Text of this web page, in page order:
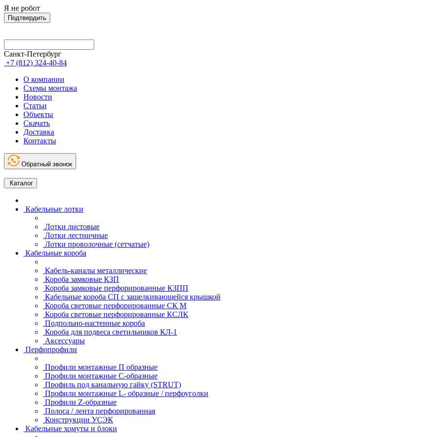
Я не робот
Подтвердить
Санкт-Петербург
+7 (812) 324-40-84
О компании
Схемы монтажа
Новости
Статьи
Объекты
Скачать
Доставка
Контакты
Обратный звонок
Каталог
Кабельные лотки
Лотки листовые
Лотки лестничные
Лотки проволочные (сетчатые)
Кабельные короба
Кабель-каналы металлические
Короба замковые КЗП
Короба замковые перфорированные КЗПП
Кабельные короба СП с защелкивающейся крышкой
Короба световые перфорированные СК М
Короба световые перфорированные КСЛК
Подпольно-настенные короба
Короба для подвеса светильников КЛ-1
Аксессуары
Перфопрофили
Профили монтажные П образные
Профили монтажные C-образные
Профиль под канальную гайку (STRUT)
Профили монтажные L- образные / перфоуголки
Профили Z-образные
Полоса / лента перфорированная
Конструкции УСЭК
Кабельные хомуты и блоки